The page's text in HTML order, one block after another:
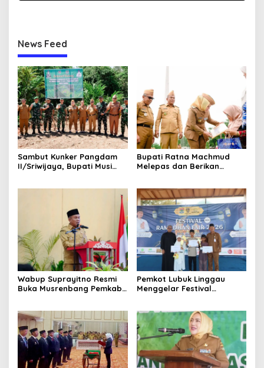
News Feed
Sambut Kunker Pangdam
II/Sriwijaya, Bupati Musi
Bupati Ratna Machmud
Melepas dan Berikan
Musi Rawas
Wabup Suprayitno Resmi
Buka Musrenbang Pemkab
Terencana
Pemkot Lubuk Linggau
Menggelar Festival
Religius